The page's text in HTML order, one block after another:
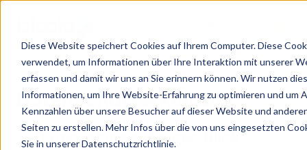
Diese Website speichert Cookies auf Ihrem Computer. Diese
verwendet, um Informationen über Ihre Interaktion mit unserer
erfassen und damit wir uns an Sie erinnern können. Wir nutzen
Informationen, um Ihre Website-Erfahrung zu optimieren und um
Kennzahlen über unsere Besucher auf dieser Website und
Seiten zu erstellen. Mehr Infos über die von uns eingesetzten
Sie in unserer Datenschutzrichtlinie.
Datenschutzerklärung
1. Datenschutz auf einen Blick